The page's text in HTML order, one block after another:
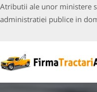
Atributii ale unor ministere
administratiei publice in